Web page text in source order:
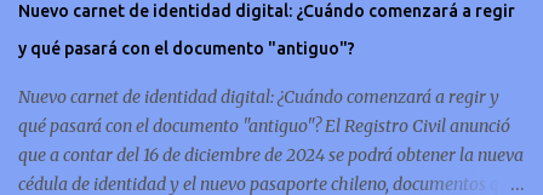
(Canal 13). “A mí la Tonka (Tomicic) me dijo que a ellos no le
pagaban”, complementó Willy Sabor. Nacho Gutiérrez aportó que,
Nuevo carnet de identidad digital: ¿Cuándo comenzará a regir
y qué pasará con el documento "antiguo"?
Nuevo carnet de identidad digital: ¿Cuándo comenzará a regir y
qué pasará con el documento "antiguo"? El Registro Civil anunció
que a contar del 16 de diciembre de 2024 se podrá obtener la nueva
cédula de identidad y el nuevo pasaporte chileno, documentos que